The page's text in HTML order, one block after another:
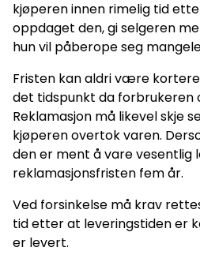
kjøperen innen rimelig tid
oppdaget den, gi selgeren
hun vil påberope seg
Fristen kan aldri være
det tidspunkt da forbrukeren
Reklamasjon må likevel skje
kjøperen overtok varen.
den er ment å vare vesentlig
reklamasjonsfristen fem år.
Ved forsinkelse må krav
tid etter at leveringstiden er
er levert.